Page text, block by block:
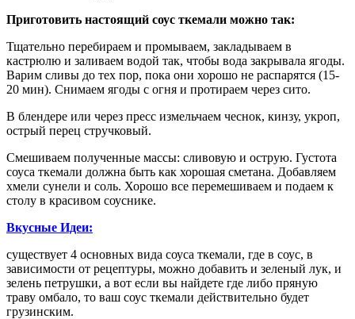
Приготовить настоящий соус ткемали можно так:
Тщательно перебираем и промываем, закладываем в
кастрюлю и заливаем водой так, чтобы вода закрывала ягоды.
Варим сливы до тех пор, пока они хорошо не распарятся (15-
20 мин). Снимаем ягоды с огня и протираем через сито.
В блендере или через пресс измельчаем чеснок, кинзу, укроп,
острый перец стручковый.
Смешиваем полученные массы: сливовую и острую. Густота
соуса ткемали должна быть как хорошая сметана. Добавляем
хмели сунели и соль. Хорошо все перемешиваем и подаем к
столу в красивом соуснике.
Вкусные Идеи:
существует 4 основных вида соуса ткемали, где в соус, в
зависимости от рецептуры, можно добавить и зеленый лук, и
зелень петрушки, а вот если вы найдете где либо пряную
траву омбало, то ваш соус ткемали действительно будет
грузинским.